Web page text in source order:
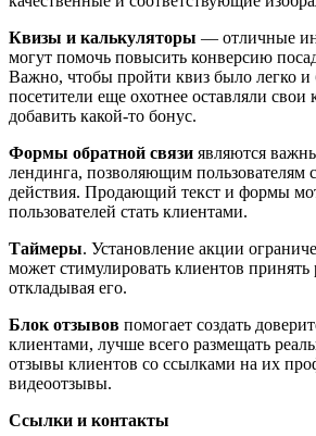
Квизы и калькуляторы — отличные
могут помочь повысить конверсию
Важно, чтобы пройти квиз было легко
посетители еще охотнее оставляли
добавить какой-то бонус.
Формы обратной связи являются
лендинга, позволяющим пользователям
действия. Продающий текст и формы
пользователей стать клиентами.
Таймеры. Установление акции
может стимулировать клиентов
откладывая его.
Блок отзывов помогает создать
клиентами, лучше всего размещать
отзывы клиентов со ссылками на их
видеоотзывы.
Ссылки и контакты